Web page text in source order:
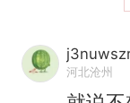
河北沧州